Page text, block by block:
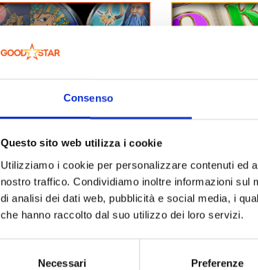
Consenso
Questo sito web utilizza i cookie
Utilizziamo i cookie per personalizzare contenuti ed
nostro traffico. Condividiamo inoltre informazioni
di analisi dei dati web, pubblicità e social media, i
che hanno raccolto dal suo utilizzo dei loro servizi.
Necessari Preferenze
GIOCHI AWP